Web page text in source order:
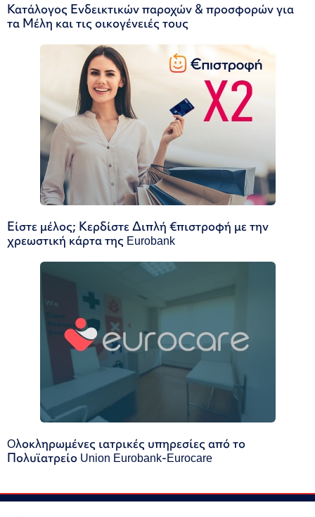
Κατάλογος Ενδεικτικών παροχών & προσφορών για
τα Μέλη και τις οικογένειές τους
Είστε μέλος; Κερδίστε Διπλή €πιστροφή με την
χρεωστική κάρτα της Eurobank
Oλοκληρωμένες ιατρικές υπηρεσίες από το
Πολυϊατρείο Union Eurobank-Eurocare